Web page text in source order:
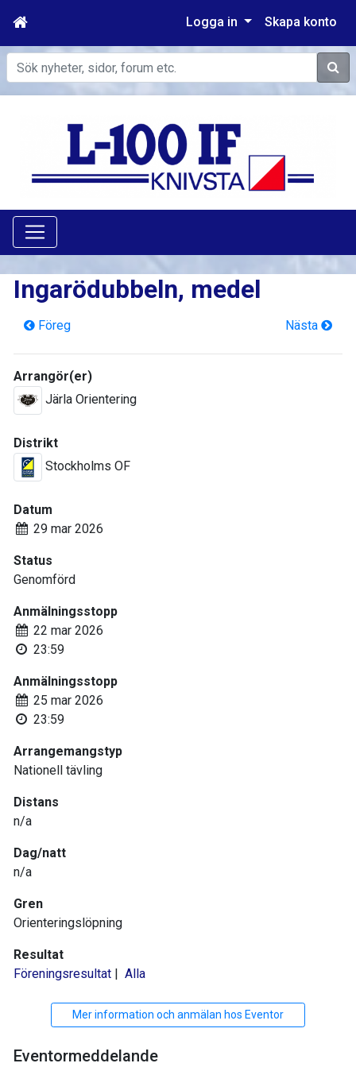
Logga in Skapa konto
Sök
Ingarödubbeln, medel
Föreg Nästa
Arrangör(er)
Järla Orientering
Distrikt
Stockholms OF
Datum
29 mar 2026
Status
Genomförd
Anmälningsstopp
22 mar 2026
23:59
Anmälningsstopp
25 mar 2026
23:59
Arrangemangstyp
Nationell tävling
Distans
n/a
Dag/natt
n/a
Gren
Orienteringslöpning
Resultat
Föreningsresultat | Alla
Mer information och anmälan hos Eventor
Eventormeddelande